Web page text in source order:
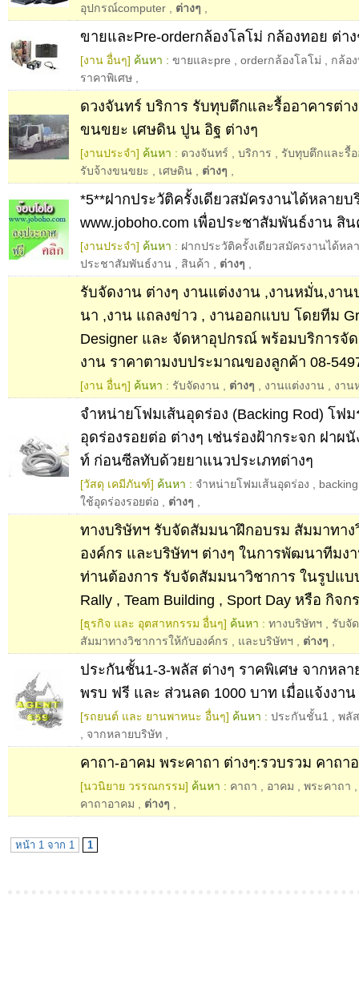
อุปกรณ์computer
ต่างๆ
ขายและPre-orderกล้องโลโม่ กล้องทอย ต่า
[งาน อื่นๆ] ค้นหา : ขายและpre orderกล้องโลโม่
กล้อ
ราคาพิเศษ
ดวงจันทร์ บริการ รับทุบตึกและรื้ออาคารต่า
ขนขยะ เศษดิน ปูน อิฐ ต่างๆ
[งานประจำ] ค้นหา : ดวงจันทร์ บริการ
รับทุบตึกและรื้
รับจ้างขนขยะ
เศษดิน ต่างๆ
*5**ฝากประวัติครั้งเดียวสมัครงานได้หลาย
www.joboho.com เพื่อประชาสัมพันธ์งาน สิ
[งานประจำ] ค้นหา : ฝากประวัติครั้งเดียวสมัครงานได้หล
ประชาสัมพันธ์งาน
สินค้า ต่างๆ
รับจัดงาน ต่างๆ งานแต่งงาน ,งานหมั่น,งา
นา ,งาน แถลงข่าว , งานออกแบบ โดยทีม
Designer และ จัดหาอุปกรณ์ พร้อมบริการจั
งาน ราคาตามงบประมาณของลูกค้า 08-
[งาน อื่นๆ] ค้นหา : รับจัดงาน ต่างๆ งานแต่งงาน งาน
จำหน่ายโฟมเส้นอุดร่อง (Backing Rod) โฟ
อุดร่องรอยต่อ ต่างๆ เช่นร่องฝ้ากระจก ฝาผ
ท์ ก่อนซีลทับด้วยยาแนวประเภทต่างๆ
[วัสดุ เคมีภันฑ์] ค้นหา : จำหน่ายโฟมเส้นอุดร่อง backing
ใช้อุดร่องรอยต่อ
ต่างๆ
ทางบริษัทฯ รับจัดสัมมนาฝึกอบรม สัมมาทาง
องค์กร และบริษัทฯ ต่างๆ ในการพัฒนาทีมง
ท่านต้องการ รับจัดสัมมนาวิชาการ ในรูปแบ
Rally , Team Building , Sport Day หรือ กิจก
[ธุรกิจ และ อุตสาหกรรม อื่นๆ] ค้นหา : ทางบริษัทฯ
รับจั
สัมมาทางวิชาการให้กับองค์กร
และบริษัทฯ ต่างๆ
ประกันชั้น1-3-พลัส ต่างๆ ราคพิเศษ จากหล
พรบ ฟรี และ ส่วนลด 1000 บาท เมื่อแจ้งงาน
[รถยนต์ และ ยานพาหนะ อื่นๆ] ค้นหา : ประกันชั้น1
พลัส
จากหลายบริษัท
คาถา-อาคม พระคาถา ต่างๆ:รวบรวม คาถา
[นวนิยาย วรรณกรรม] ค้นหา : คาถา อาคม พระคาถา
คาถาอาคม
ต่างๆ
หน้า 1 จาก 1 1